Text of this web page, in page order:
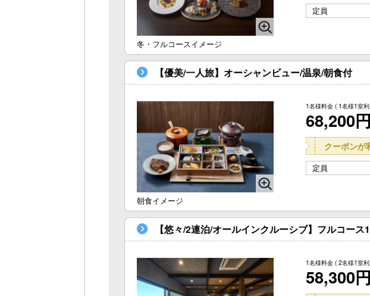
冬・フルコースイメージ
定員
【優美/一人旅】オーシャンビュー/温泉/朝食付
朝食イメージ
1名様料金 ( 1名様1室
68,200円
クーポンが
定員
【悠々/2連泊/オールインクルーシブ】フルコー
1名様料金 ( 2名様1室
58,300円